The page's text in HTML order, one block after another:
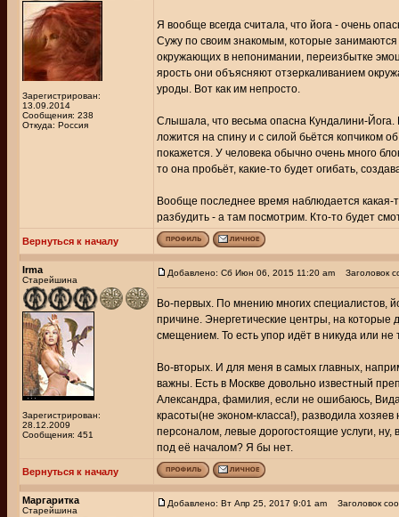
Зарегистрирован:
13.09.2014
Сообщения: 238
Откуда: Россия
Я вообще всегда считала, что йога - очень
Сужу по своим знакомым, которые занимаются
окружающих в непонимании, переизбытке
ярость они объясняют отзеркаливанием
уроды. Вот как им непросто.
Слышала, что весьма опасна Кундалини-
ложится на спину и с силой бьётся копчиком
покажется. У человека обычно очень много
то она пробьёт, какие-то будет огибать,
Вообще последнее время наблюдается
разбудить - а там посмотрим. Кто-то будет
Вернуться к началу
Irma
Старейшина
Зарегистрирован:
28.12.2009
Сообщения: 451
Добавлено: Сб Июн 06, 2015 11:20 am Заголовок
Во-первых. По мнению многих специалистов,
причине. Энергетические центры, на которые
смещением. То есть упор идёт в никуда или не
Во-вторых. И для меня в самых главных,
важны. Есть в Москве довольно известный
Александра, фамилия, если не ошибаюсь,
красоты(не эконом-класса!), разводила
персоналом, левые дорогостоящие услуги,
под её началом? Я бы нет.
Вернуться к началу
Маргаритка
Старейшина
Добавлено: Вт Апр 25, 2017 9:01 am Заголовок